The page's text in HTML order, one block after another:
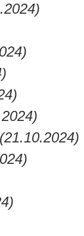
(21.10.2024)